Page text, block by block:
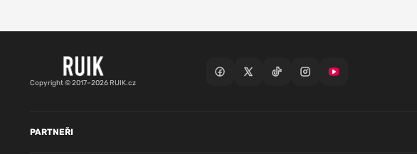
Copyright © 2017–2026 RUIK.cz
PARTNEŘI